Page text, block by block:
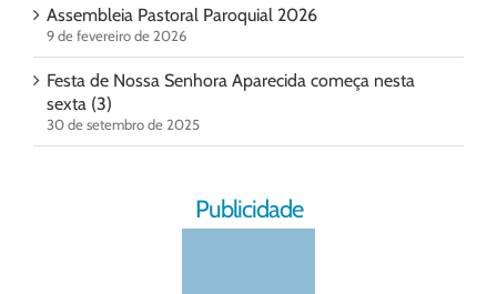
Assembleia Pastoral Paroquial 2026
9 de fevereiro de 2026
Festa de Nossa Senhora Aparecida começa nesta
sexta (3)
30 de setembro de 2025
Publicidade